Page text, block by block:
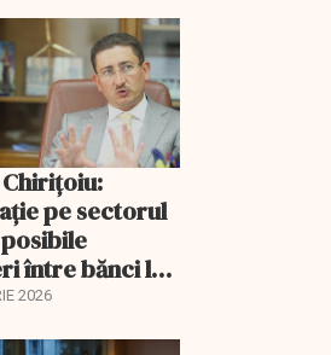
pe sectorul
între bănci la
2026